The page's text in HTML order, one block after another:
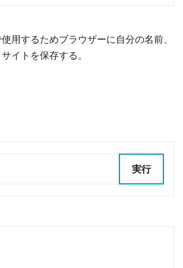
用するためブラウザーに自分の名前、
イトを保存する。
実行